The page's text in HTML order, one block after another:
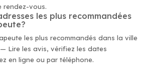
rendez-vous.
les plus recommandées
les plus recommandés dans la ville
Lire les avis, vérifiez les dates
en ligne ou par téléphone.